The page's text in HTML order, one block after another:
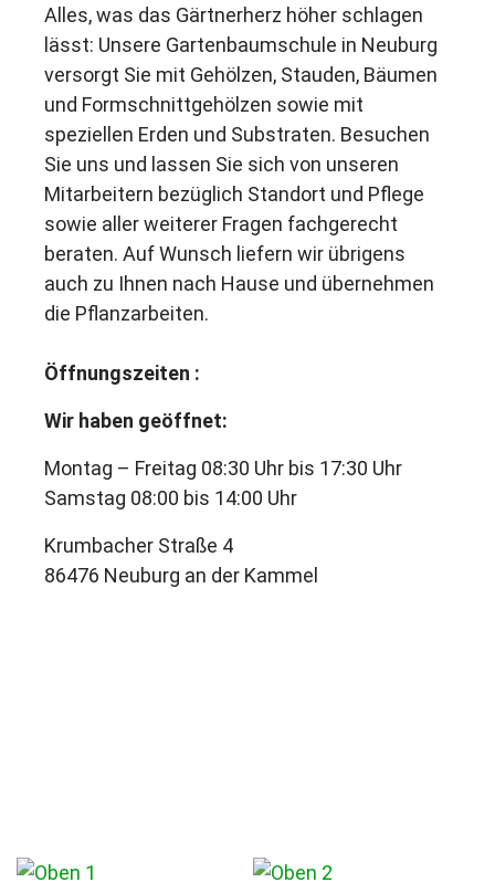
Alles, was das Gärtnerherz höher schlagen
lässt: Unsere Gartenbaumschule in Neuburg
versorgt Sie mit Gehölzen, Stauden, Bäumen
und Formschnittgehölzen sowie mit
speziellen Erden und Substraten. Besuchen
Sie uns und lassen Sie sich von unseren
Mitarbeitern bezüglich Standort und Pflege
sowie aller weiterer Fragen fachgerecht
beraten. Auf Wunsch liefern wir übrigens
auch zu Ihnen nach Hause und übernehmen
die Pflanzarbeiten.
Öffnungszeiten :
Wir haben geöffnet:
Montag – Freitag 08:30 Uhr bis 17:30 Uhr
Samstag 08:00 bis 14:00 Uhr
Krumbacher Straße 4
86476 Neuburg an der Kammel